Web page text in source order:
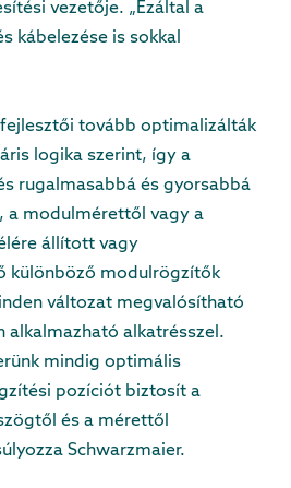
vezetője. „Ezáltal a
kábelezése is sokkal
tovább optimalizálták
logika szerint, így a
rugalmasabbá és gyorsabbá
a modulmérettől vagy a
állított vagy
különböző modulrögzítők
változat megvalósítható
alkalmazható alkatrésszel.
mindig optimális
pozíciót biztosít a
és a mérettől
Schwarzmaier.